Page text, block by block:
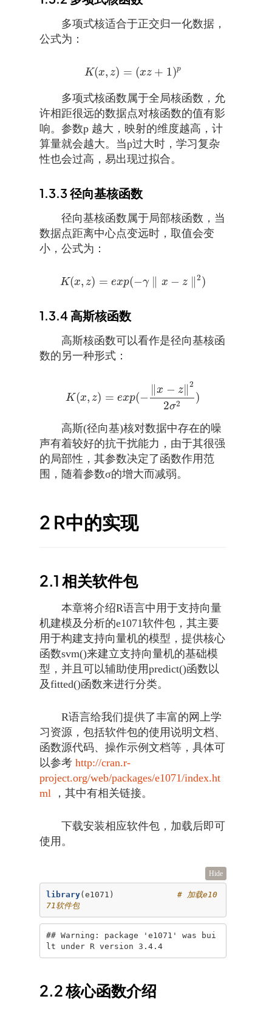
多项式核适合于正交归一化数据，
公式为：
K(x, z) = (xz + 1)p
K( x,z )= (xz+ 1)p
多项式核函数属于全局核函数，允
许相距很远的数据点对核函数的值有影
响。参数p 越大，映射的维度越高，计
算量就会越大。当p过大时，学习复杂
性也会过高，易出现过拟合。
1.3.3径向基核函数
径向基核函数属于局部核函数，当
数据点距离中心点变远时，取值会变
小，公式为：
K(x, z) = exp(−γ ∥ x − z ∥2)
K(x ,z) =exp(−γ∥ −z ∥2 )
1.3.4高斯核函数
高斯核函数可以看作是径向基核函
数的另一种形式：
K (x, z) = exp(−
∥x − z∥2
2σ2 )
K( x,z )=exp(−‖x−z‖22σ2)
高斯(径向基)核对数据中存在的噪
声有着较好的抗干扰能力，由于其很强
的局部性，其参数决定了函数作用范
围，随着参数σ的增大而减弱。
2 R中的实现
2.1相关软件包
本章将介绍R语言中用于支持向量
机建模及分析的e1071软件包，其主要
用于构建支持向量机的模型，提供核心
函数svm()来建立支持向量机的基础模
型，并且可以辅助使用predict()函数以
及fitted()函数来进行分类。
R语言给我们提供了丰富的网上学
习资源，包括软件包的使用说明文档、
函数源代码、操作示例文档等，具体可
以参考 http://cran.r-
project.org/web/packages/e1071/index.ht
ml ，其中有相关链接。
下载安装相应软件包，加载后即可
使用。
Hide
library(e1071) # 加载e10
71软件包
## Warning: package 'e1071' was bui
lt under R version 3.4.4
2.2核心函数介绍